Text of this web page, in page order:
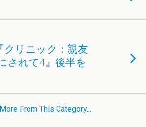
クリニック：親友
されて4』後半を
From This Category…